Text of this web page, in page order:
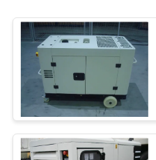
PRIVACY
POLICY